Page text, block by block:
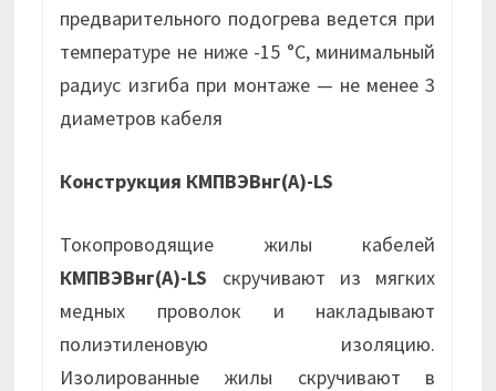
предварительного подогрева ведется при
температуре не ниже -15 °С, минимальный
радиус изгиба при монтаже — не менее 3
диаметров кабеля
Конструкция КМПВЭВнг(А)-LS
Токопроводящие жилы кабелей
КМПВЭВнг(А)-LS скручивают из мягких
медных проволок и накладывают
полиэтиленовую изоляцию.
Изолированные жилы скручивают в